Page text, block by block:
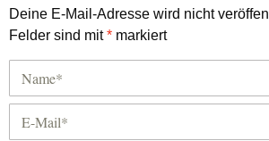
Deine E-Mail-Adresse wird nicht
Felder sind mit* markiert